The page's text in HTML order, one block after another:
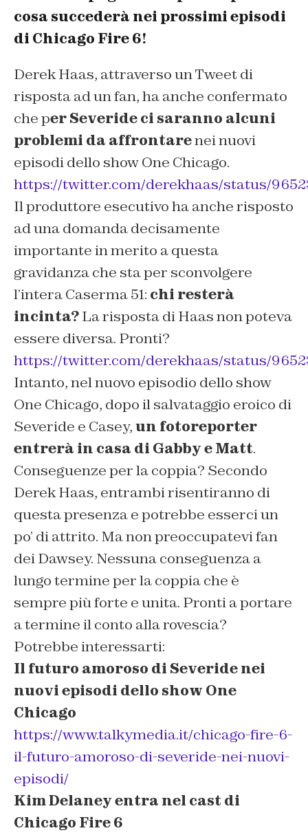
cosa succederà nei prossimi episodi
di Chicago Fire 6!
Derek Haas, attraverso un Tweet di
risposta ad un fan, ha anche confermato
che per Severide ci saranno alcuni
problemi da affrontarenei nuovi
episodi dello show One Chicago.
https://twitter.com/derekhaas/status/
Il produttore esecutivo ha anche risposto
ad una domanda decisamente
importante in merito a questa
gravidanza che sta per sconvolgere
l’intera Caserma 51: chi resterà
incinta?La risposta di Haas non poteva
essere diversa. Pronti?
https://twitter.com/derekhaas/status/
Intanto, nel nuovo episodio dello show
One Chicago, dopo il salvataggio eroico di
Severide e Casey,un fotoreporter
entrerà in casa di Gabby e Matt.
Conseguenze per la coppia? Secondo
Derek Haas, entrambi risentiranno di
questa presenza e potrebbe esserci un
po’ di attrito. Ma non preoccupatevi fan
dei Dawsey. Nessuna conseguenza a
lungo termine per la coppia che è
sempre più forte e unita. Pronti a portare
a termine il conto alla rovescia?
Potrebbe interessarti:
Il futuro amoroso di Severide nei
nuovi episodi dello show One
Chicago
https://www.talkymedia.it/chicago-fire-6-
il-futuro-amoroso-di-severide-nei-nuovi-
episodi/
Kim Delaney entra nel cast di
Chicago Fire 6